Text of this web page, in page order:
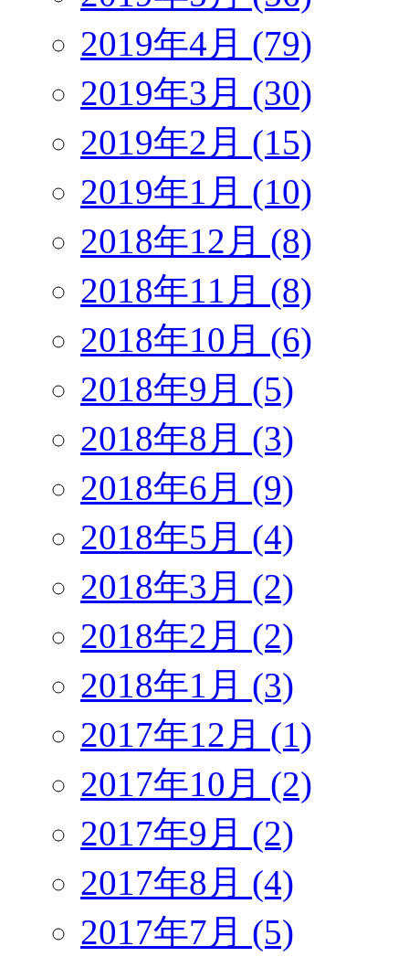
2019年4月 (79)
2019年3月 (30)
2019年2月 (15)
2019年1月 (10)
2018年12月 (8)
2018年11月 (8)
2018年10月 (6)
2018年9月 (5)
2018年8月 (3)
2018年6月 (9)
2018年5月 (4)
2018年3月 (2)
2018年2月 (2)
2018年1月 (3)
2017年12月 (1)
2017年10月 (2)
2017年9月 (2)
2017年8月 (4)
2017年7月 (5)